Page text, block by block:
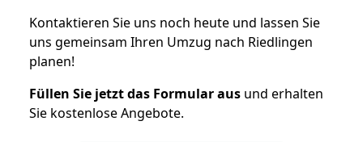
Kontaktieren Sie uns noch heute und lassen Sie
uns gemeinsam Ihren Umzug nach Riedlingen
planen!
Füllen Sie jetzt das Formular aus und erhalten
Sie kostenlose Angebote.